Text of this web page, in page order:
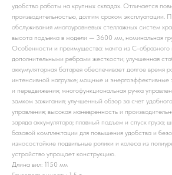
удобство работы на крупных складах. Отличается
производительностью, долгим сроком эксплуатации.
обслуживания многоуровневых стеллажных систем
высота подъема в модели — 3600 мм, номинальная
Особенности и преимущества: мачта из С-образного
дополнительными ребрами жесткости; улучшенная
аккумуляторная батарея обеспечивает долгое время
интенсивной нагрузке; мощные и энергоэффективные
и передвижения; многофункциональная ручка
замком зажигания; улучшенный обзор за счет
управления; высокая маневренность и
заряда аккумулятора; плавный подъем и спуск груза;
базовой комплектации для повышения удобства и
износостойкие подвильные ролики и колеса из
устройство упрощает конструкцию.
Длина вил: 1150 мм